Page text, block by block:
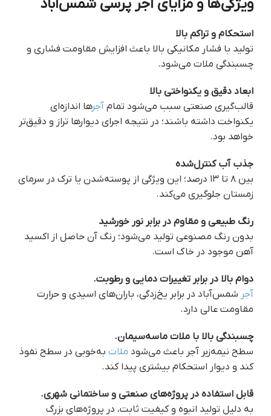
ویژگی‌ها و مزایای آجر پرسی شمس‌آباد
استحکام و تراکم بالا
تولید با فشار مکانیکی بالا باعث افزایش مقاومت فشاری و
چسبندگی ملات می‌شود.
ابعاد دقیق و یکنواختی بالا
قالب‌گیری صنعتی سبب می‌شود تمام آجرها اندازه‌ای
یکنواخت داشته باشند؛ در نتیجه اجرای دیوارها تراز و دقیق‌تر
خواهد بود.
جذب آب کنترل‌شده
بین ۸ تا ۱۳ درصد؛ این ویژگی از پوسته‌شدن یا ترک در سرمای
زمستان جلوگیری می‌کند.
رنگ طبیعی و مقاوم در برابر نور خورشید
بدون رنگ مصنوعی تولید می‌شود؛ رنگ آن حاصل از اکسید
آهن موجود در خاک است.
دوام بالا در برابر تغییرات دمایی و رطوبت.
آجر شمس‌آباد در برابر یخ‌زدگی، باران‌های اسیدی و حرارت
مقاومت عالی دارد.
چسبندگی بالا با ملات ماسه‌سیمان.
سطح نیمه‌زبر آجر باعث می‌شود ملات به‌خوبی در سطح نفوذ
کند و دیوار استحکام بیشتری پیدا کند.
قابل استفاده در پروژه‌های صنعتی و ساختمانی شهری.
به دلیل تولید انبوه و کیفیت ثابت، در پروژه‌های بزرگ